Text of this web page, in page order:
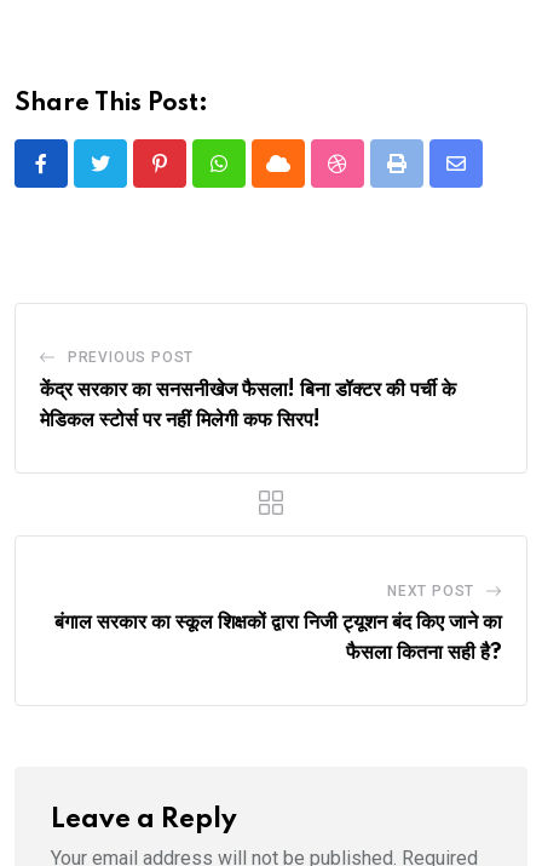
Share This Post:
PinterestWhatsappCloud StumbleUpon
Print
Share
PREVIOUS POST
केंद्र सरकार का सनसनीखेज फैसला! बिना डॉक्टर की पर्ची के
मेडिकल स्टोर्स पर नहीं मिलेगी कफ सिरप!
NEXT POST
बंगाल सरकार का स्कूल शिक्षकों द्वारा निजी ट्यूशन बंद किए जाने का
फैसला कितना सही है?
Leave a Reply
Your email address will not be published. Required